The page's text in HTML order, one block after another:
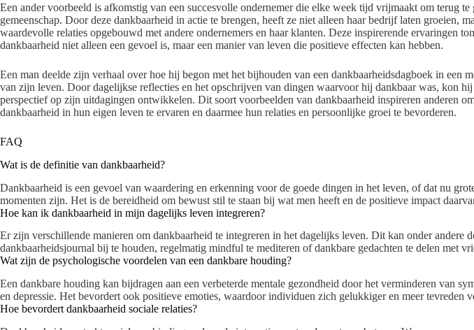
Een ander voorbeeld is afkomstig van een succesvolle ondernemer die elke week tijd vrijmaakt om terug te
gemeenschap. Door deze dankbaarheid in actie te brengen, heeft ze niet alleen haar bedrijf laten groeien,
waardevolle relaties opgebouwd met andere ondernemers en haar klanten. Deze inspirerende ervaringen
dankbaarheid niet alleen een gevoel is, maar een manier van leven die positieve effecten kan hebben.
Een man deelde zijn verhaal over hoe hij begon met het bijhouden van een dankbaarheidsdagboek in een
van zijn leven. Door dagelijkse reflecties en het opschrijven van dingen waarvoor hij dankbaar was, kon
perspectief op zijn uitdagingen ontwikkelen. Dit soort voorbeelden van dankbaarheid inspireren anderen
dankbaarheid in hun eigen leven te ervaren en daarmee hun relaties en persoonlijke groei te bevorderen.
FAQ
Wat is de definitie van dankbaarheid?
Dankbaarheid is een gevoel van waardering en erkenning voor de goede dingen in het leven, of dat nu
momenten zijn. Het is de bereidheid om bewust stil te staan bij wat men heeft en de positieve impact
Hoe kan ik dankbaarheid in mijn dagelijks leven integreren?
Er zijn verschillende manieren om dankbaarheid te integreren in het dagelijks leven. Dit kan onder andere
dankbaarheidsjournal bij te houden, regelmatig mindful te mediteren of dankbare gedachten te delen met
Wat zijn de psychologische voordelen van een dankbare houding?
Een dankbare houding kan bijdragen aan een verbeterde mentale gezondheid door het verminderen van
en depressie. Het bevordert ook positieve emoties, waardoor individuen zich gelukkiger en meer tevreden
Hoe bevordert dankbaarheid sociale relaties?